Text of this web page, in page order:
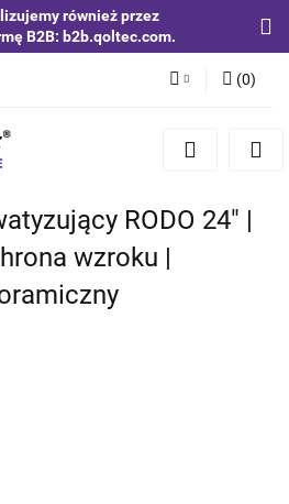
również przez
B2B: b2b.qoltec.com.
Zaloguj się
Zgody cookies
(0)
RODO 24" |
wzroku |